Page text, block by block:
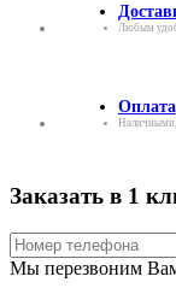
Любым
Оплата
Наличными,
Заказать в 1
Мы перезвоним